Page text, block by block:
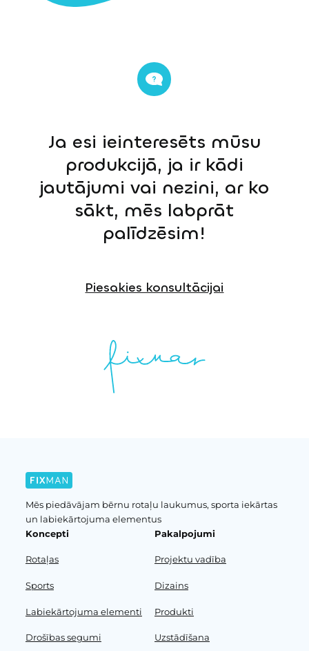
Ja esi ieinteresēts mūsu
produkcijā, ja ir kādi
jautājumi vai nezini, ar ko
sākt, mēs labprāt
palīdzēsim!
Piesakies konsultācijai
Mēs piedāvājam bērnu rotaļu laukumus, sporta iekārtas
un labiekārtojuma elementus
Koncepti
Rotaļas
Sports
Labiekārtojuma elementi
Drošības segumi
Pakalpojumi
Projektu vadība
Dizains
Produkti
Uzstādīšana